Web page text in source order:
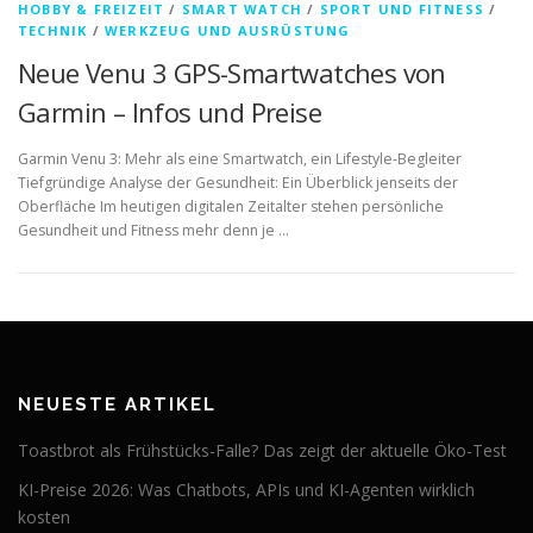
HOBBY & FREIZEIT / SMART WATCH / SPORT UND FITNESS /
TECHNIK /WERKZEUG UND AUSRÜSTUNG
Neue Venu 3 GPS-Smartwatches von
Garmin – Infos und Preise
Garmin Venu 3: Mehr als eine Smartwatch, ein Lifestyle-Begleiter
Tiefgründige Analyse der Gesundheit: Ein Überblick jenseits der
Oberfläche Im heutigen digitalen Zeitalter stehen persönliche
Gesundheit und Fitness mehr denn je …
NEUESTE ARTIKEL
Toastbrot als Frühstücks-Falle? Das zeigt der aktuelle Öko-Test
KI-Preise 2026: Was Chatbots, APIs und KI-Agenten wirklich
kosten